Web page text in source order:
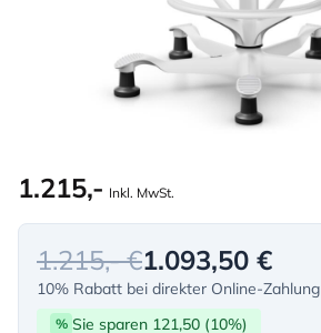
1.215,- Inkl. MwSt.
1.215,- €1.093,50 €
10% Rabatt bei direkter Online-Zahlung
% Sie sparen 121,50 (10%)